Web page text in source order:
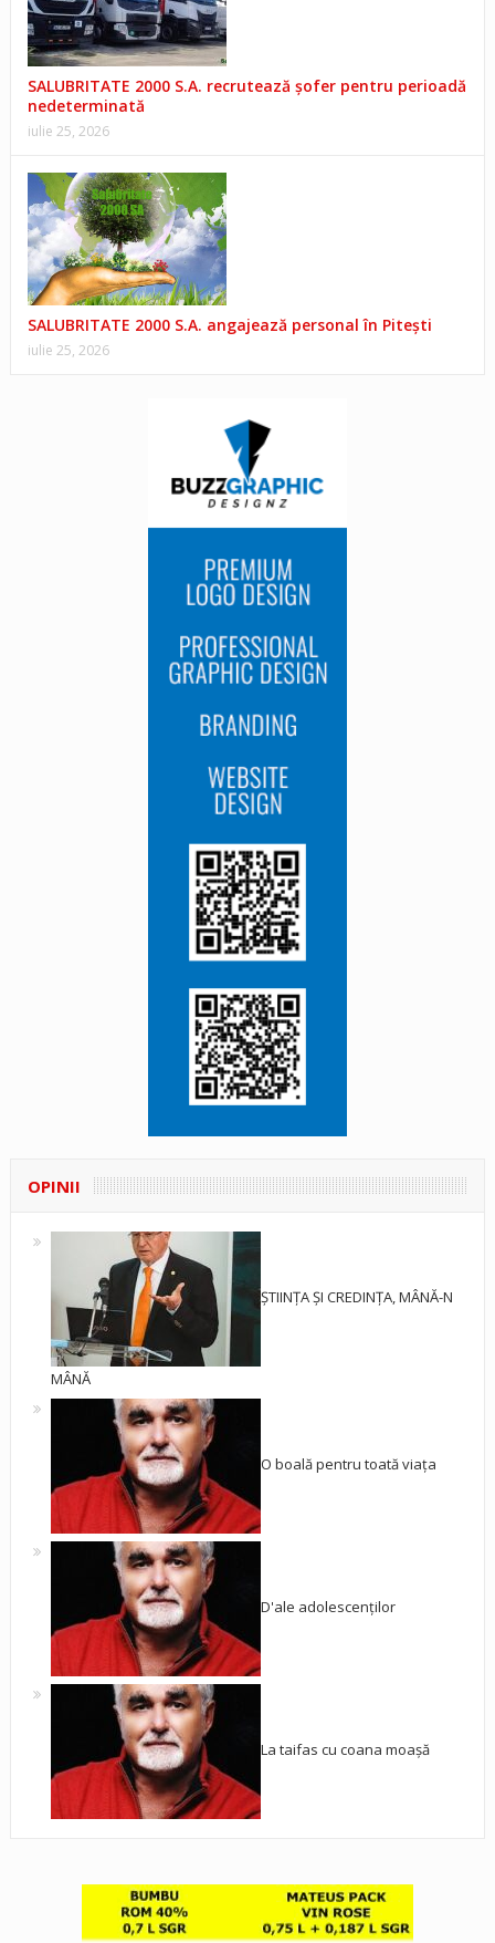
SALUBRITATE 2000 S.A. recrutează șofer pentru perioadă
nedeterminată
iulie 25, 2026
SALUBRITATE 2000 S.A. angajează personal în Pitești
iulie 25, 2026
OPINII
ȘTIINȚA ȘI CREDINȚA, MÂNĂ-N
MÂNĂ
O boală pentru toată viața
D'ale adolescenților
La taifas cu coana moașă